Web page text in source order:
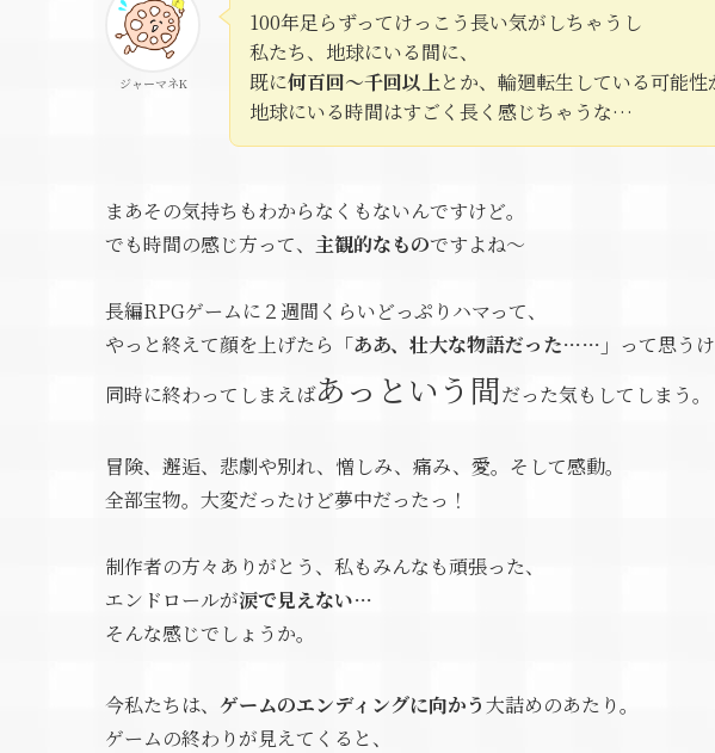
ジャーマネK
100年足らずってけっこう長い気がしちゃうし
私たち、地球にいる間に、
既に何百回～千回以上とか、輪廻転生している可能性
地球にいる時間はすごく長く感じちゃうな…
まあその気持ちもわからなくもないんですけど。
でも時間の感じ方って、 主観的なものですよね～
長編RPGゲームに２週間くらいどっぷりハマって、
やっと終えて顔を上げたら 「ああ、壮大な物語だった……」 って思う
同時に終わってしまえばあっという間だった気もしてしまう。
冒険、邂逅、悲劇や別れ、憎しみ、痛み、愛。そして感動。
全部宝物。大変だったけど夢中だったっ！
制作者の方々ありがとう、私もみんなも頑張った、
エンドロールが涙で見えない…
そんな感じでしょうか。
今私たちは、 ゲームのエンディングに向かう大詰めのあたり。
ゲームの終わりが見えてくると、